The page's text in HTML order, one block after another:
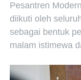
Pesantren
diikuti oleh
sebagai bentuk
malam istimewa